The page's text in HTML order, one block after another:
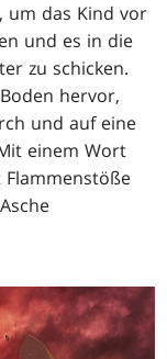
um das Kind vor
und es in die
zu schicken.
hervor,
und auf eine
einem Wort